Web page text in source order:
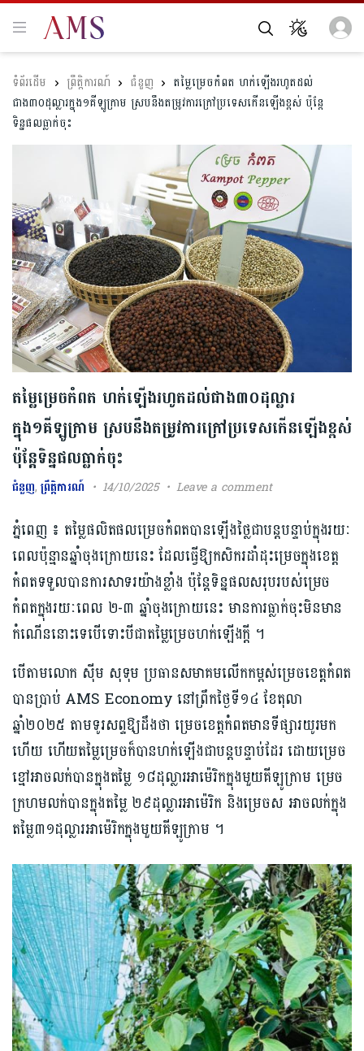
ព្រឹត្តិការណ៍ ជំនួញ
តម្លៃម្រេចកំពត​ ហក់ឡើងរហូតដល់
ជាង៣០ដុល្លារក្នុង១គីឡូក្រាម ស្រប​នឹង​តម្រូវការ​ក្រៅប្រទេសកើនឡើងខ្ពស់ ប៉ុន្តែ
ទិន្នផល​ធ្លាក់ចុះ
តម្លៃម្រេចកំពត​ ហក់ឡើងរហូតដល់ជាង៣០ដុល្លារ
ក្នុង១គីឡូក្រាម ស្រប​នឹង​តម្រូវការ​ក្រៅប្រទេសកើនឡើងខ្ពស់
ប៉ុន្តែទិន្នផល​ធ្លាក់ចុះ
ជំនួញ,ព្រឹត្តិការណ៍ 14/10/2025 Leave a comment
ភ្នំពេញ ៖ តម្លៃផលិតផល​ម្រេច​កំពត​បានឡើង​ថ្លៃ​ជា​បន្ត​បន្ទាប់ក្នុង​រយៈ
ពេល​ប៉ុន្មានឆ្នាំចុងក្រោយនេះ ដែលធ្វើ​ឱ្យកសិករ​​ដាំដុះ​ម្រេច​ក្នុង​ខេត្ត
កំពតទទួលបានការ​សាទរយ៉ាងខ្លាំង ប៉ុន្តែទិន្នផល​សរុប​របស់ម្រេច​
កំពតក្នុង​រយៈពេល ២-៣ ឆ្នាំចុងក្រោយនេះ មានការ​ធ្លាក់ចុះមិនមាន
កំណើន​នោះទេបើទោះបីជាតម្លៃ​ម្រេច​ហក់ឡើង​ក្ដី ។
បើតាមលោក ​ស៊ីម សុទុម ប្រធានសមាគម​លើកកម្ពស់​ម្រេច​ខេត្តកំពត
បានប្រាប់​ AMS Economy នៅព្រឹកថ្ងៃទី​១៤ ខែតុលា
ឆ្នាំ២០២៥ តាមទូរសព្ទ​ឱ្យដឹងថា ម្រេច​ខេត្តកំពត​​​មាន​ទីផ្សារ​យូរមក
ហើយ ហើយតម្លៃម្រេច​ក៏បានហក់ឡើង​ជា​បន្តបន្ទាប់ដែរ ដោយម្រេច​
ខ្មៅ​អាចលក់​បានក្នុងតម្លៃ ១៨​ដុល្លារ​អាម៉េរិក​ក្នុងមួយគីឡូក្រាម ម្រេច​
ក្រហម​លក់បាន​ក្នុងតម្លៃ ២៩​ដុល្លារអាម៉េរិក​ និង​ម្រេច​ស អាច​លក់​ក្នុង
តម្លៃ៣១ដុល្លារ​អាម៉េរិកក្នុងមួយគីឡូក្រាម ។​